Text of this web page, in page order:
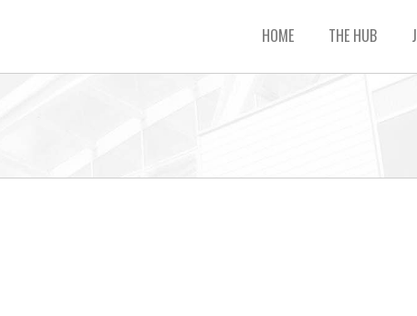
HOME THE HUB